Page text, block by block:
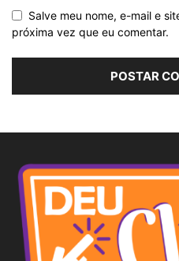
Salve meu nome, e-mail e
próxima vez que eu comentar.